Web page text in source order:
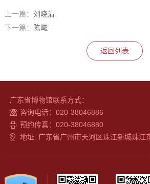
上一篇： 刘晓清
下一篇：
陈曦
返回列表
广东省博物馆联系方式：
咨询电话：020-38046886
预约传真：020-38046880
地址: 广东省广州市天河区珠江新城珠江